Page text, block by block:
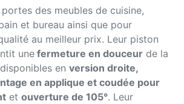
des meubles de cuisine,
et bureau ainsi que pour
au meilleur prix. Leur piston
une fermeture en douceur de la
en version droite,
en applique et coudée pour
et ouverture de 105°. Leur